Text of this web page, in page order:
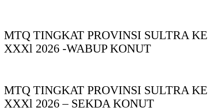
MTQ TINGKAT PROVINSI SULTRA KE
XXXl 2026 -WABUP KONUT
MTQ TINGKAT PROVINSI SULTRA KE
XXXl 2026 – SEKDA KONUT